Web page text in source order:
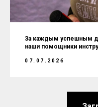
За каждым успешным
наши помощники
07.07.2026